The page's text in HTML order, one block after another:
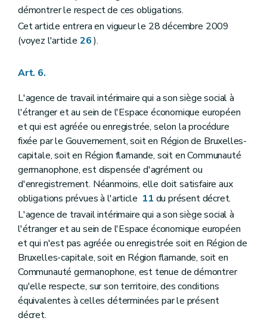
démontrer le respect de ces obligations.
Cet article entrera en vigueur le 28 décembre 2009
(voyez l'article 26).
Art. 6.
L'agence de travail intérimaire qui a son siège social à
l'étranger et au sein de l'Espace économique européen
et qui est agréée ou enregistrée, selon la procédure
fixée par le Gouvernement, soit en Région de Bruxelles-
capitale, soit en Région flamande, soit en Communauté
germanophone, est dispensée d'agrément ou
d'enregistrement. Néanmoins, elle doit satisfaire aux
obligations prévues à l'article 11 du présent décret.
L'agence de travail intérimaire qui a son siège social à
l'étranger et au sein de l'Espace économique européen
et qui n'est pas agréée ou enregistrée soit en Région de
Bruxelles-capitale, soit en Région flamande, soit en
Communauté germanophone, est tenue de démontrer
qu'elle respecte, sur son territoire, des conditions
équivalentes à celles déterminées par le présent
décret.